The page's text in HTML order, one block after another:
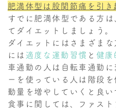
肥満体型は股関節痛を引き
すでに肥満体型である方
てダイエットしましょう。
ダイエットにはさまざま
には 適度な運動習慣 と 健康
車通勤の人は自転車通勤
ーを使っている人は階段
動量を増やしていくと良い
食事に関しては、ファス